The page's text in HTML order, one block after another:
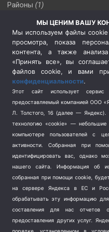
Районы (1)
(510)
Сельское хозяйство (3)
Социальная политика
(3)
Спецоперация в Украине
Спецоперация на Украине
Спорт (740)
Терроризм (1)
Транспорт (262)
Туризм (178)
Школа и спорт (2)
Экология (8)
Экономика (1172)
МЫ ЦЕНИМ ВАШУ
Мы используем файлы
просмотра, показа
контента, а также
«Принять все», вы
файлов cookie, и вами
конфиденциальности.
Этот сайт использует сервис
предоставляемый компанией ООО
Л. Толстого, 16 (далее — Яндекс).
технологию «cookie» —
компьютере пользователей с
активности.
Собранная при
идентифицировать вас, однако
нашего сайта. Информация об
собранная при помощи cookie,
на сервере Яндекса в ЕС и
обрабатывать эту информацию
составления для нас отчетов
предоставления других услуг.